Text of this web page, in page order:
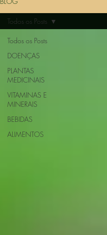
Todos os Posts
DOENÇAS
PLANTAS
MEDICINAIS
VITAMINAS E
MINERAIS
BEBIDAS
ALIMENTOS
Todos os Posts